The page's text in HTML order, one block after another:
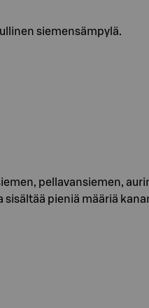
siemensämpylä.
pellavansiemen,
sisältää pieniä määriä